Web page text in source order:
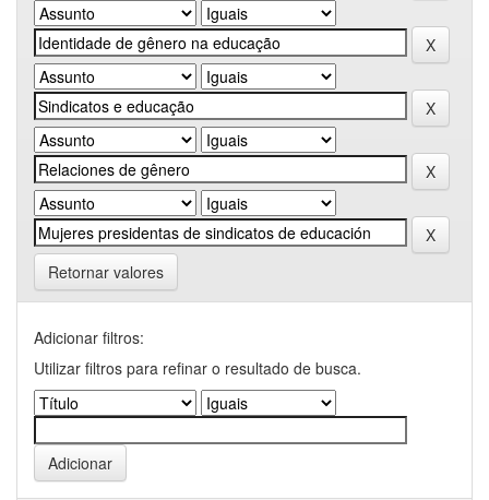
Retornar valores
Adicionar filtros:
Utilizar filtros para refinar o resultado de busca.